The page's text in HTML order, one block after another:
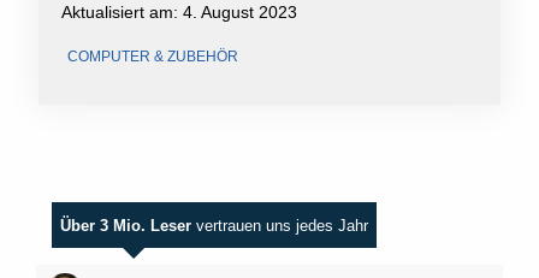
Aktualisiert am: 4. August 2023
COMPUTER & ZUBEHÖR
Über 3 Mio. Leser vertrauen uns jedes Jahr